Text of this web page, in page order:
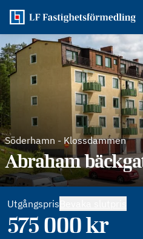
Söderhamn - Klossdammen
Abraham
Utgångspris
575 000kr